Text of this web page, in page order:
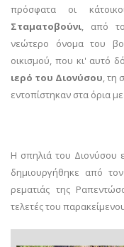
πρόσφατα οι
Σταματοβούνι, από
νεώτερο όνομα του
οικισμού, που κι' αυτό
ιερό του Διονύσου, τη
εντοπίστηκαν στα όρια
Η σπηλιά του Διονύσου
δημιουργήθηκε από
ρεματιάς της
τελετές του